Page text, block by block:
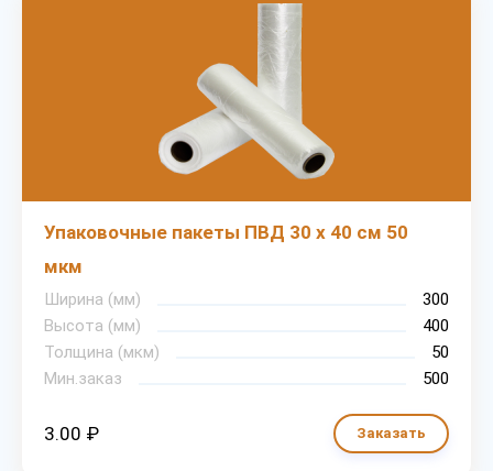
Упаковочные пакеты ПВД 30 х 40 см 50
мкм
Ширина (мм)
300
Высота (мм)
400
Толщина (мкм)
50
Мин.заказ
500
3.00 ₽ Заказать